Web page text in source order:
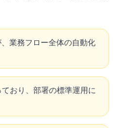
業務フロー全体の自動化
おり、部署の標準運用に